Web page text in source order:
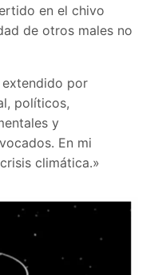
en el chivo
de otros males no
por
políticos,
y
En mi
climática.»